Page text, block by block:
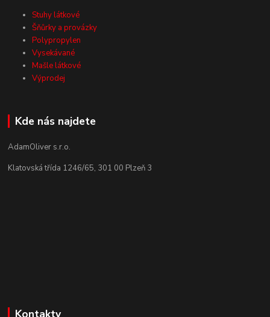
Stuhy látkové
Šňůrky a provázky
Polypropylen
Vysekávané
Mašle látkové
Výprodej
Kde nás najdete
AdamOliver s.r.o.
Klatovská třída 1246/65, 301 00 Plzeň 3
Kontakty